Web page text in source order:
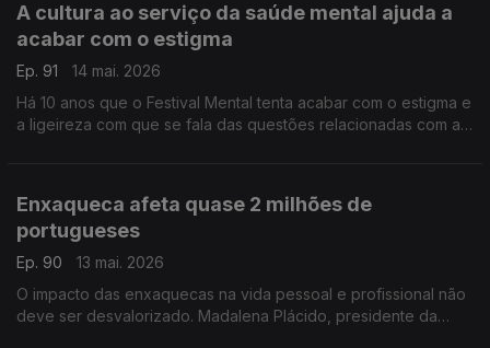
A cultura ao serviço da saúde mental ajuda a
acabar com o estigma
Ep. 91
14 mai. 2026
Há 10 anos que o Festival Mental tenta acabar com o estigma e
a ligeireza com que se fala das questões relacionadas com a
Enxaqueca afeta quase 2 milhões de
portugueses
Ep. 90
13 mai. 2026
O impacto das enxaquecas na vida pessoal e profissional não
deve ser desvalorizado. Madalena Plácido, presidente da